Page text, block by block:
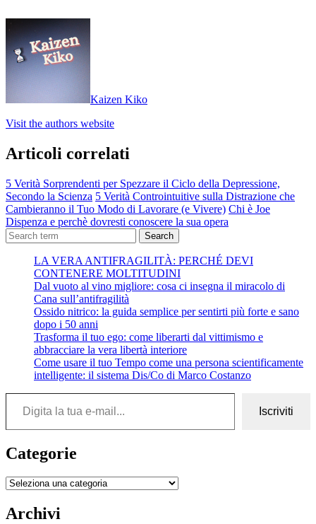
Kaizen Kiko
Visit the authors website
Articoli correlati
5 Verità Sorprendenti per Spezzare il Ciclo della Depressione,
Secondo la Scienza 5 Verità Controintuitive sulla Distrazione che
Cambieranno il Tuo Modo di Lavorare (e Vivere) Chi è Joe
Dispenza e perchè dovresti conoscere la sua opera
Search
LA VERA ANTIFRAGILITÀ: PERCHÉ DEVI
CONTENERE MOLTITUDINI
Dal vuoto al vino migliore: cosa ci insegna il miracolo di
Cana sull’antifragilità
Ossido nitrico: la guida semplice per sentirti più forte e sano
dopo i 50 anni
Trasforma il tuo ego: come liberarti dal vittimismo e
abbracciare la vera libertà interiore
Come usare il tuo Tempo come una persona scientificamente
intelligente: il sistema Dis/Co di Marco Costanzo
Digita la tua e-mail...
Iscriviti
Categorie
Categorie
Archivi